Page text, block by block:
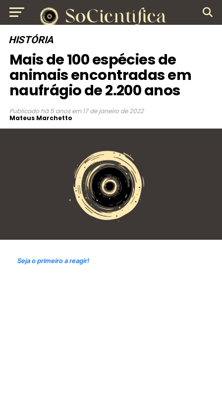
HISTÓRIA
Mais de 100 espécies de
animais encontradas em
naufrágio de 2.200 anos
Publicado há 5 anos em 17 de janeiro de 2022
Mateus Marchetto
Seja o primeiro a reagir!